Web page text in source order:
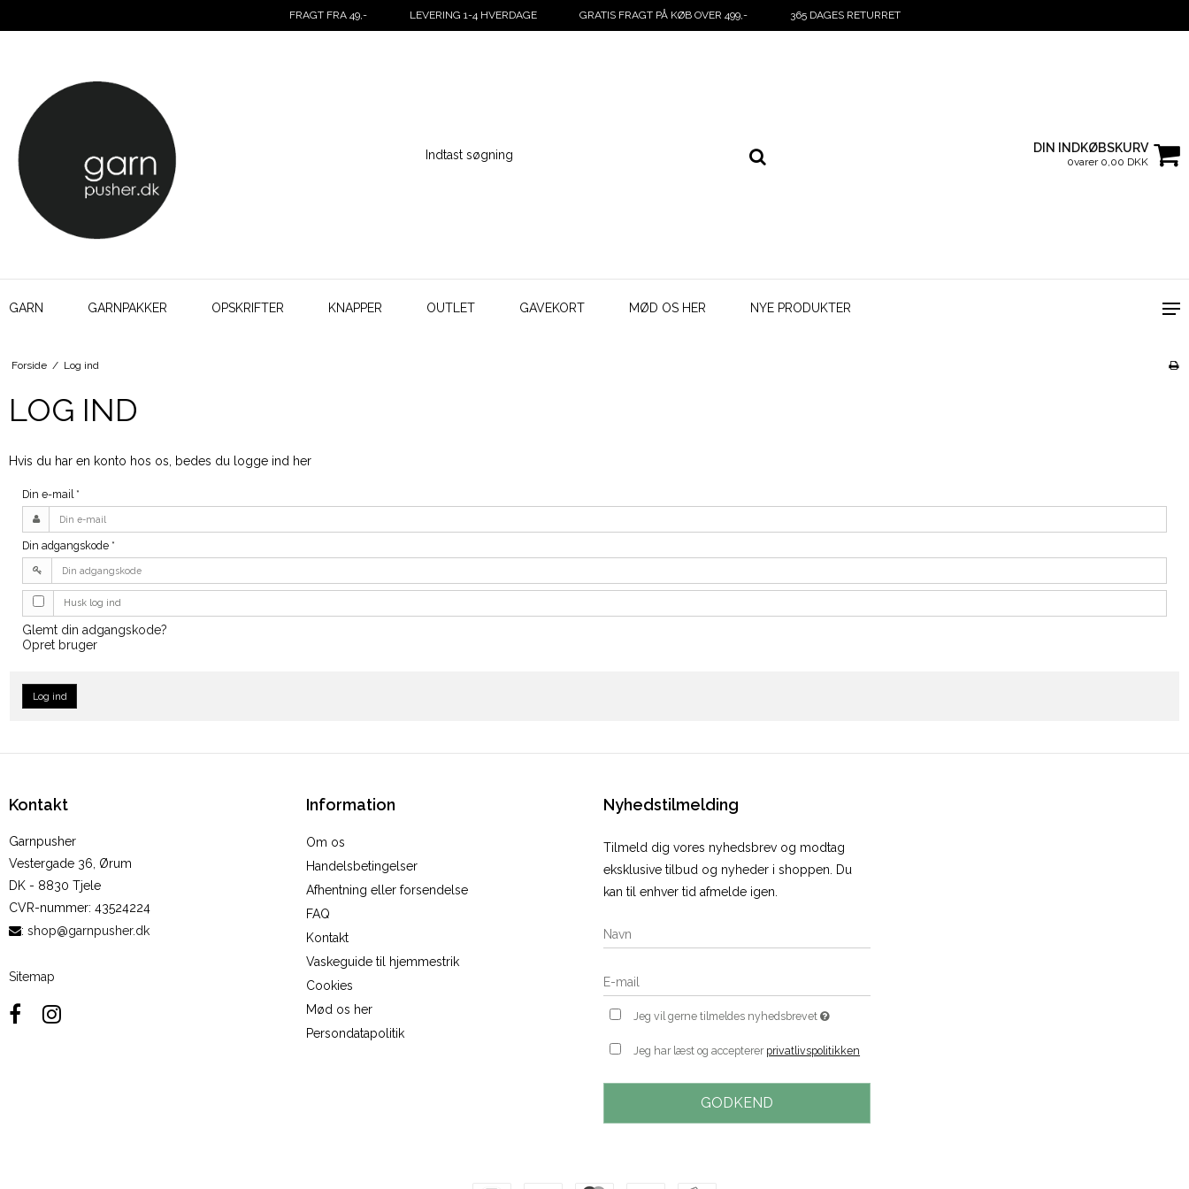
FRAGT FRA 49,- LEVERING 1-4 HVERDAGE GRATIS FRAGT PÅ KØB OVER 499,- 365 DAGES RETURRET
DIN INDKØBSKURV
0varer 0,00 DKK
GARN GARNPAKKER OPSKRIFTER KNAPPER OUTLET GAVEKORT MØD OS HER NYE PRODUKTER
Forside / Log ind
LOG IND
Hvis du har en konto hos os, bedes du logge ind her
Din e-mail *
Din adgangskode *
Husk log ind
Glemt din adgangskode?
Opret bruger
Log ind
Kontakt
Garnpusher
Vestergade 36, Ørum
DK - 8830 Tjele
CVR-nummer: 43524224
: shop@garnpusher.dk
Sitemap
Information
Om os
Handelsbetingelser
Afhentning eller forsendelse
FAQ
Kontakt
Vaskeguide til hjemmestrik
Cookies
Mød os her
Persondatapolitik
Nyhedstilmelding
Tilmeld dig vores nyhedsbrev og modtag
eksklusive tilbud og nyheder i shoppen. Du
kan til enhver tid afmelde igen.
Jeg vil gerne tilmeldes nyhedsbrevet
Jeg har læst og accepterer privatlivspolitikken
GODKEND